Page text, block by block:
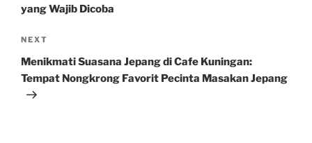
yang Wajib Dicoba
Next
Post
NEXT
Menikmati Suasana Jepang di Cafe Kuningan:
Tempat Nongkrong Favorit Pecinta Masakan Jepang